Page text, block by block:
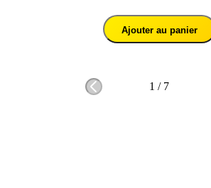
Ajouter au panier
1 / 7